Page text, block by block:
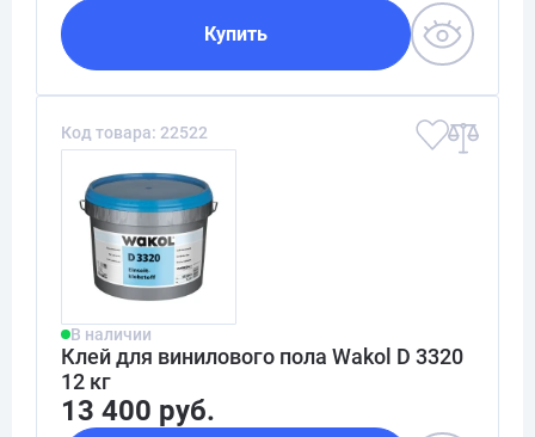
Купить
Код товара: 22522
В наличии
Клей для винилового пола Wakol D 3320
12 кг
13 400 руб.